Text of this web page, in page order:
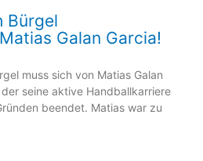
Bürgel
Galan Garcia!
muss sich von Matias Galan
seine aktive Handballkarriere
beendet. Matias war zu